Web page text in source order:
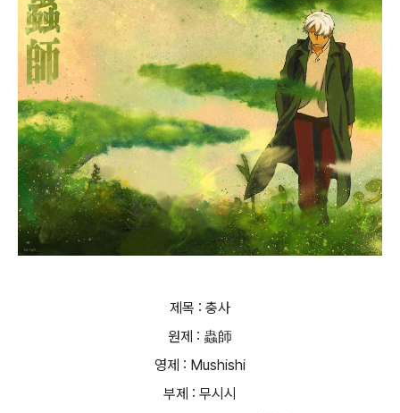
제목 : 충사
원제 : 蟲師
영제 : Mushishi
부제 : 무시시